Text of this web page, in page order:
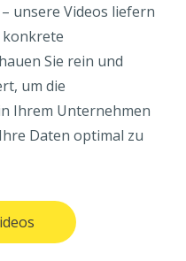
unsere Videos liefern
konkrete
Sie rein und
um die
Ihrem Unternehmen
Daten optimal zu